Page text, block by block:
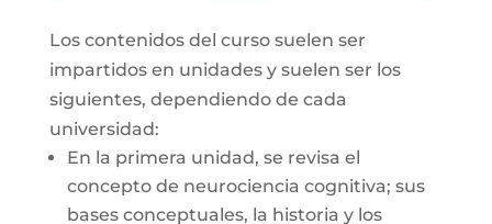
Los contenidos del curso suelen ser
impartidos en unidades y suelen ser los
siguientes, dependiendo de cada
universidad:
En la primera unidad, se revisa el
concepto de neurociencia cognitiva; sus
bases conceptuales, la historia y los